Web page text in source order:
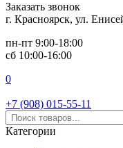
Заказать звонок
г. Красноярск, ул.
пн-пт 9:00-18:00
сб 10:00-16:00
0
+7 (908) 015-55-11
Категории